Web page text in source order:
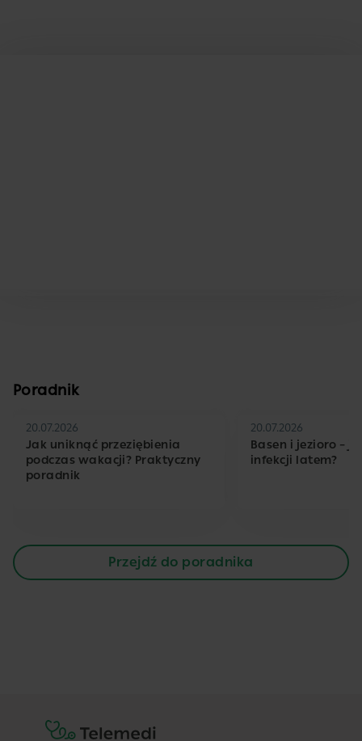
Poradnik
20.07.2026
Jak uniknąć przeziębienia
podczas wakacji? Praktyczny
poradnik
20.07.2026
Basen i jezioro –
infekcji latem?
Przejdź do poradnika